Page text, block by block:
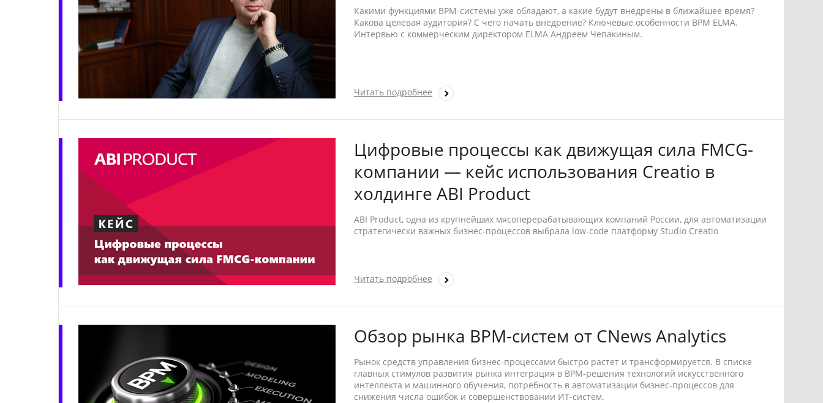
Какими функциями BPM-системы уже обладают, а какие будут внедрены в ближайшее время?
Какова целевая аудитория? С чего начать внедрение? Ключевые особенности BPM ELMA.
Интервью с коммерческим директором ELMA Андреем Чепакиным.
Читать подробнее
Цифровые процессы как движущая сила FMCG-
компании — кейс использования Creatio в
холдинге ABI Product
ABI Product, одна из крупнейших мясоперерабатывающих компаний России, для автоматизации
стратегически важных бизнес-процессов выбрала low-code платформу Studio Creatio
Читать подробнее
Обзор рынка BPM-систем от CNews Analytics
Рынок средств управления бизнес-процессами быстро растет и трансформируется. В списке
главных стимулов развития рынка интеграция в BPM-решения технологий искусственного
интеллекта и машинного обучения, потребность в автоматизации бизнес-процессов для
снижения числа ошибок и совершенствовании ИТ-систем.